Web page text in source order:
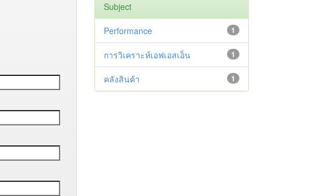
Subject
1
Performance
1
การวิเคราะห์เอฟเอสเอ็น
1
คลังสินค้า